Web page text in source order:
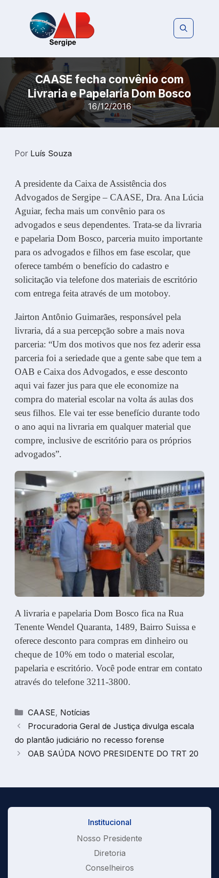
CAASE fecha convênio com
Livraria e Papelaria Dom Bosco
16/12/2016
Por Luís Souza
A presidente da Caixa de Assistência dos
Advogados de Sergipe – CAASE, Dra. Ana Lúcia
Aguiar, fecha mais um convênio para os
advogados e seus dependentes. Trata-se da livraria
e papelaria Dom Bosco, parceria muito importante
para os advogados e filhos em fase escolar, que
oferece também o benefício do cadastro e
solicitação via telefone dos materiais de escritório
com entrega feita através de um motoboy.
Jairton Antônio Guimarães, responsável pela
livraria, dá a sua percepção sobre a mais nova
parceria: “Um dos motivos que nos fez aderir essa
parceria foi a seriedade que a gente sabe que tem a
OAB e Caixa dos Advogados, e esse desconto
aqui vai fazer jus para que ele economize na
compra do material escolar na volta ás aulas dos
seus filhos. Ele vai ter esse benefício durante todo
o ano aqui na livraria em qualquer material que
compre, inclusive de escritório para os próprios
advogados”.
A livraria e papelaria Dom Bosco fica na Rua
Tenente Wendel Quaranta, 1489, Bairro Suissa e
oferece desconto para compras em dinheiro ou
cheque de 10% em todo o material escolar,
papelaria e escritório. Você pode entrar em contato
através do telefone 3211-3800.
Categorias
CAASE, Notícias
Procuradoria Geral de Justiça divulga escala
do plantão judiciário no recesso forense
OAB SAÚDA NOVO PRESIDENTE DO TRT 20
Institucional
Nosso Presidente
Diretoria
Conselheiros